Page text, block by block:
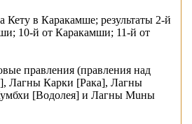
в Каракaмше; результаты 2-й
10-й от Каракaмши; 11-й от
правления (правления над
Лагны Карки [Рака], Лагны
[Водолея] и Лагны Мuны